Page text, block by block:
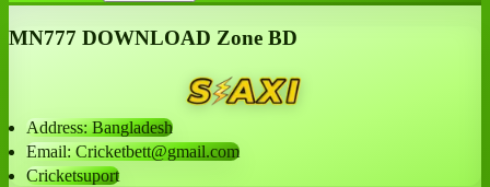
MN777 DOWNLOAD Zone BD
Address: Bangladesh
Email: Cricketbett@gmail.com
Cricketsuport